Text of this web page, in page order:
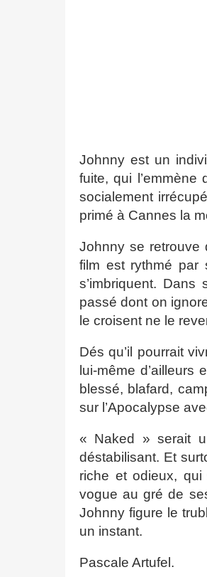
Johnny est un
fuite, qui l’emmène
socialement
primé à Cannes la
Johnny se retrouve
film est rythmé par
s’imbriquent.
passé dont on
le croisent ne le
Dés qu’il pourrait
lui-même d’ailleurs
blessé, blafard,
sur l’Apocalypse
« Naked » serait
déstabilisant. Et
riche et odieux, qui
vogue au gré de
Johnny figure le
un instant.
Pascale Artufel.